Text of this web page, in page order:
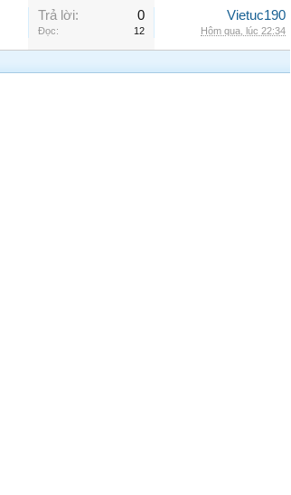
Trả lời: 0
Đọc: 12
Vietuc190
Hôm qua, lúc 22:34